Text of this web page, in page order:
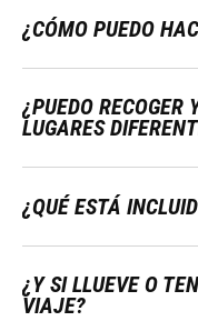
¿CÓMO PUEDO
¿PUEDO RECOGER
LUGARES
¿QUÉ ESTÁ
¿Y SI LLUEVE O
VIAJE?